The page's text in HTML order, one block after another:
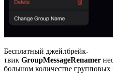
Бесплатный джейлбрейк-
твик GroupMessageRenamer
большом количестве групповых